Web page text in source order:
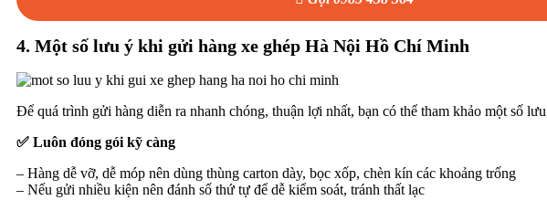
4. Một số lưu ý khi gửi hàng xe ghép Hà Nội Hồ Chí Minh
Để quá trình gửi hàng diễn ra nhanh chóng, thuận lợi nhất, bạn có thể tham khảo một số
✅ Luôn đóng gói kỹ càng
– Hàng dễ vỡ, dễ móp nên dùng thùng carton dày, bọc xốp, chèn kín các khoảng trống
– Nếu gửi nhiều kiện nên đánh số thứ tự để dễ kiểm soát, tránh thất lạc